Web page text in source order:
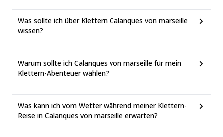
Was sollte ich über Klettern Calanques von marseille
wissen?
Warum sollte ich Calanques von marseille für mein
Klettern-Abenteuer wählen?
Was kann ich vom Wetter während meiner Klettern-
Reise in Calanques von marseille erwarten?